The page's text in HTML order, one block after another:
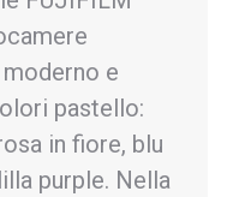
e
pastello:
in fiore, blu
purple. Nella